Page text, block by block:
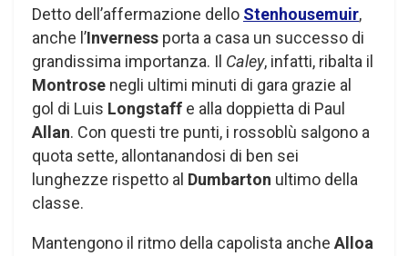
Detto dell’affermazione dello Stenhousemuir,
anche l’Inverness porta a casa un successo di
grandissima importanza. Il Caley, infatti, ribalta il
Montrose negli ultimi minuti di gara grazie al
gol di Luis Longstaff e alla doppietta di Paul
Allan. Con questi tre punti, i rossoblù salgono a
quota sette, allontanandosi di ben sei
lunghezze rispetto al Dumbarton ultimo della
classe.
Mantengono il ritmo della capolista anche Alloa